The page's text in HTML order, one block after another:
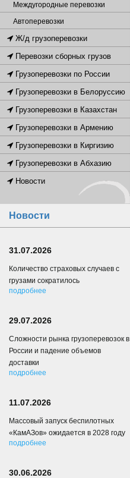
Междугородные перевозки
Автоперевозки
Ж/д грузоперевозки
Перевозки сборных грузов
Грузоперевозки по России
Грузоперевозки в Белоруссию
Грузоперевозки в Казахстан
Грузоперевозки в Армению
Грузоперевозки в Киргизию
Грузоперевозки в Абхазию
Новости
Новости
31.07.2026
Количество страховых случаев с
грузами сократилось
подробнее
29.07.2026
Сложности рынка грузоперевозок в
России и падение объемов
доставки
подробнее
11.07.2026
Массовый запуск беспилотных
«КамАЗов» ожидается в 2028 году
подробнее
30.06.2026